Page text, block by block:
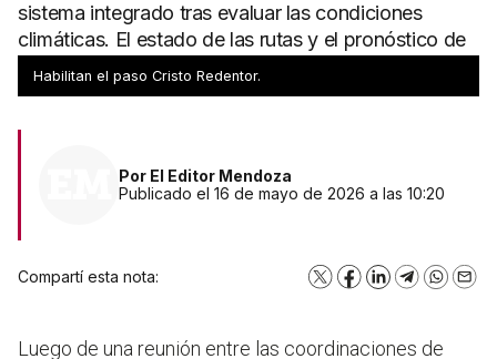
sistema integrado tras evaluar las condiciones
climáticas. El estado de las rutas y el pronóstico de
nieve.
Habilitan el paso Cristo Redentor.
Por El Editor Mendoza
Publicado el 16 de mayo de 2026 a las 10:20
Compartí esta nota: X Facebook
LinkedInTelegram
Luego de una reunión entre las coordinaciones de